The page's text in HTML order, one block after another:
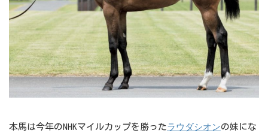
本馬は今年のNHKマイルカップを勝ったラウダシオンの妹にな